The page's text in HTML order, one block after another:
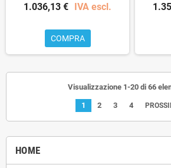
HOME
1.036,13 € IVA escl.
COMPRA
Visualizzazione 1-20 di 66
1 2 3 4